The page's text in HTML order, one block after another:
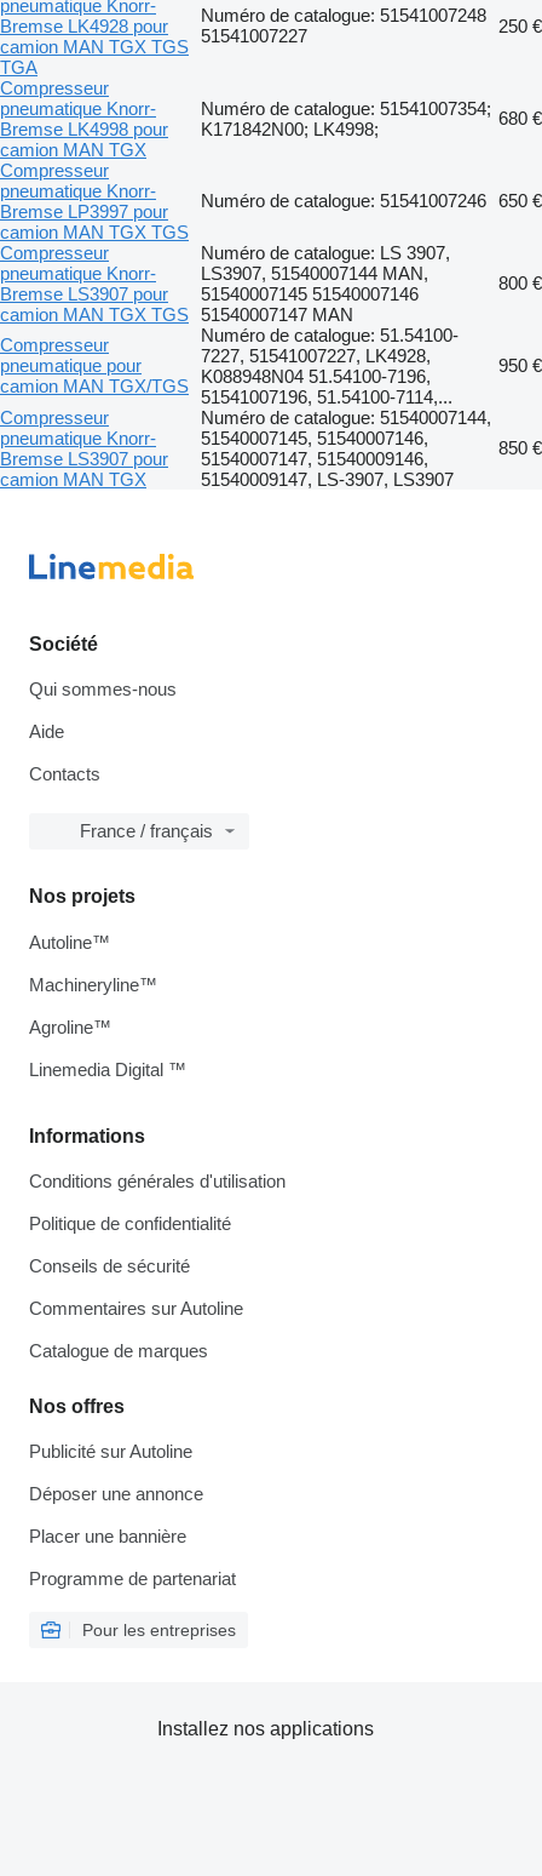
pneumatique Knorr-
Bremse LK4928 pour
camion MAN TGX TGS
TGA
Numéro de catalogue: 51541007248
51541007227
250 €
Compresseur
pneumatique Knorr-
Bremse LK4998 pour
camion MAN TGX
Numéro de catalogue: 51541007354;
K171842N00; LK4998;
680 €
Compresseur
pneumatique Knorr-
Bremse LP3997 pour
camion MAN TGX TGS
Numéro de catalogue: 51541007246 650 €
Compresseur
pneumatique Knorr-
Bremse LS3907 pour
camion MAN TGX TGS
Numéro de catalogue: LS 3907,
LS3907, 51540007144 MAN,
51540007145 51540007146
51540007147 MAN
800 €
Compresseur
pneumatique pour
camion MAN TGX/TGS
Numéro de catalogue: 51.54100-
7227, 51541007227, LK4928,
K088948N04 51.54100-7196,
51541007196, 51.54100-7114,...
950 €
Compresseur
pneumatique Knorr-
Bremse LS3907 pour
camion MAN TGX
Numéro de catalogue: 51540007144,
51540007145, 51540007146,
51540007147, 51540009146,
51540009147, LS-3907, LS3907
850 €
Société
Qui sommes-nous
Aide
Contacts
France / français
Informations
Conditions générales d'utilisation
Politique de confidentialité
Conseils de sécurité
Commentaires sur Autoline
Catalogue de marques
Nos offres
Publicité sur Autoline
Déposer une annonce
Placer une bannière
Programme de partenariat
Pour les entreprises
Nos projets
Autoline™
Machineryline™
Agroline™
Linemedia Digital ™
Installez nos applications